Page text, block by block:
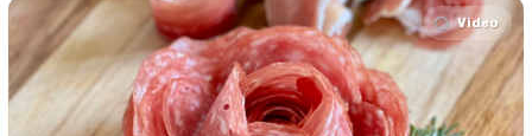
Video